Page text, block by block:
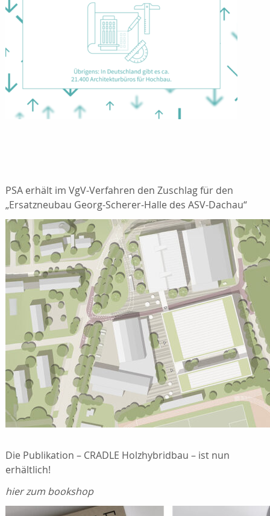
PSA erhält im VgV-Verfahren den Zuschlag für den
„Ersatzneubau Georg-Scherer-Halle des ASV-Dachau“
Die Publikation – CRADLE Holzhybridbau – ist nun
erhältlich!
hier zum bookshop